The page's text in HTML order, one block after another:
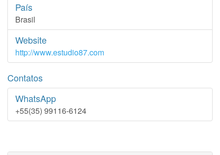
País
Brasil
Website
http://www.estudio87.com
Contatos
WhatsApp
+55(35) 99116-6124